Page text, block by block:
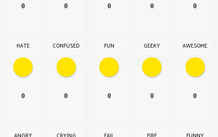
0
HATE
0
CONFUSED
0
FUN
0
GEEKY
0
AWESOME
0 0 0 0 0